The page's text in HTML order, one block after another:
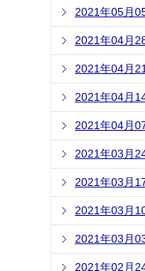
2021年05月
2021年04月
2021年04月
2021年04月
2021年04月
2021年03月
2021年03月
2021年03月
2021年03月
2021年02月